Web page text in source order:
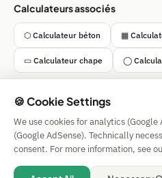
Calculateurs associés
⬡ Calculateur béton ▦
▭ Calculateur chape ◯
Simple
Impressum
| Privacy |
🍪 Cookie Settings
We use cookies for analytics
(Google AdSense). Technically
consent. For more information, see